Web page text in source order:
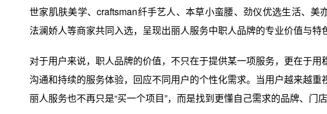
世家肌肤美学、craftsman纤手艺人、本草小蛮腰、劲仪优选生活、美
法澜娇人等商家共同入选，呈现出丽人服务中职人品牌的专业价值与特
对于用户来说，职人品牌的价值，不只在于提供某一项服务，更在于用
沟通和持续的服务体验，回应不同用户的个性化需求。当用户越来越重
丽人服务也不再只是“买一个项目”，而是找到更懂自己需求的品牌、门店